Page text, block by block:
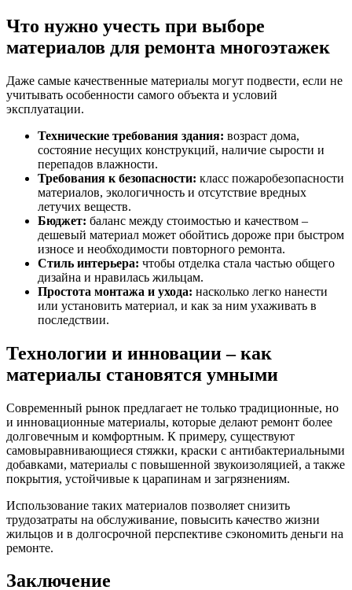
Что нужно учесть при выборе
материалов для ремонта многоэтажек
Даже самые качественные материалы могут подвести, если не
учитывать особенности самого объекта и условий
эксплуатации.
Технические требования здания: возраст дома,
состояние несущих конструкций, наличие сырости и
перепадов влажности.
Требования к безопасности: класс пожаробезопасности
материалов, экологичность и отсутствие вредных
летучих веществ.
Бюджет: баланс между стоимостью и качеством –
дешевый материал может обойтись дороже при быстром
износе и необходимости повторного ремонта.
Стиль интерьера: чтобы отделка стала частью общего
дизайна и нравилась жильцам.
Простота монтажа и ухода: насколько легко нанести
или установить материал, и как за ним ухаживать в
последствии.
Технологии и инновации – как
материалы становятся умными
Современный рынок предлагает не только традиционные, но
и инновационные материалы, которые делают ремонт более
долговечным и комфортным. К примеру, существуют
самовыравнивающиеся стяжки, краски с антибактериальными
добавками, материалы с повышенной звукоизоляцией, а также
покрытия, устойчивые к царапинам и загрязнениям.
Использование таких материалов позволяет снизить
трудозатраты на обслуживание, повысить качество жизни
жильцов и в долгосрочной перспективе сэкономить деньги на
ремонте.
Заключение